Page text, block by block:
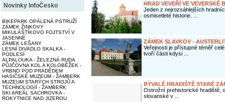
Novinky InfoČesko
BIKEPARK OPÁLENÁ PSTRUŽÍ
ZÁMEK ŽINKOVY
MIKULÁŠTÍKOVO FOJTSTVÍ V
JASENNÉ
ZÁMEK LEŠANY
LESNÍ DIVADLO SKALKA -
PODLESÍ
ALPALOUKA - ŽELEZNÁ RUDA
PŮJČOVNA KOL A KOLOBĚŽEK -
VRBNO POD PRADĚDEM
HASIČSKÉ MUZEUM - ŽAMBERK
MUZEUM STARÝCH STROJŮ A
TECHNOLOGIÍ - ŽAMBERK
SKI AREÁL SACHROVKA -
ROKYTNICE NAD JIZEROU
HRAD VEVEŘÍ VE VEVERSKÉ
Jeden z nejrozsáhlejších
osmisetleté historie. ...
ZÁMEK SLAVKOV -
Veřejnosti je přístupné téměř
tvoří části kdysi ...
BÝVALÉ HRADIŠTĚ STARÉ
Ostrožní prehistorické hradiště,
slovanské v ...